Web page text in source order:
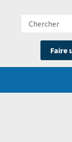
Chercher
Faire